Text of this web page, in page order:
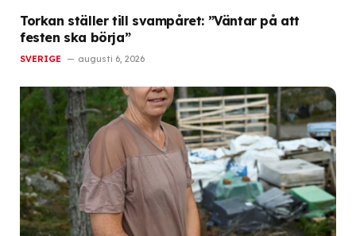
Torkan ställer till svampåret: ”Väntar på att
festen ska börja”
SVERIGE augusti 6, 2026